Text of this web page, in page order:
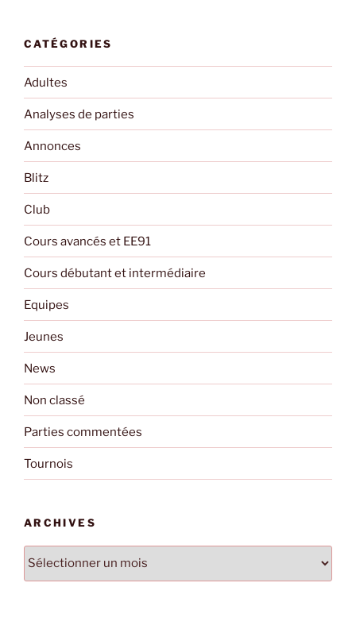
CATÉGORIES
Adultes
Analyses de parties
Annonces
Blitz
Club
Cours avancés et EE91
Cours débutant et intermédiaire
Equipes
Jeunes
News
Non classé
Parties commentées
Tournois
ARCHIVES
Archives